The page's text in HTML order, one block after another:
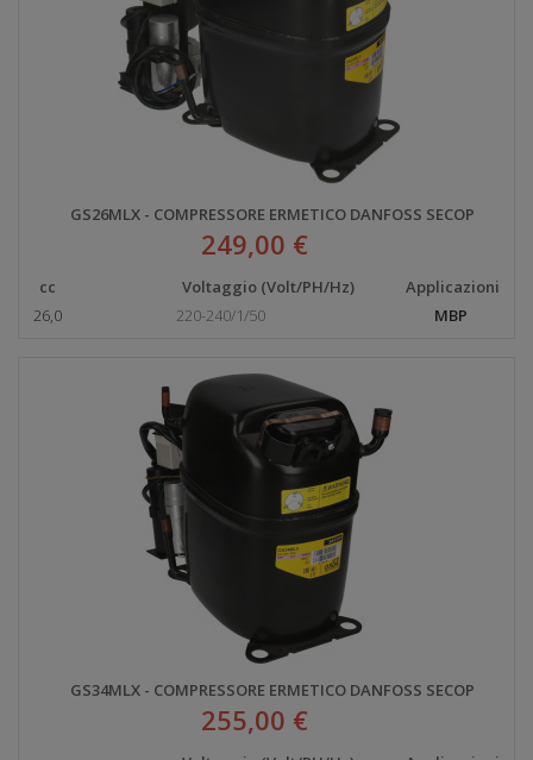
GS26MLX - COMPRESSORE ERMETICO DANFOSS SECOP
249,00 €
cc Voltaggio (Volt/PH/Hz)
Applicazioni
26,0
220-240/1/50 MBP
GS34MLX - COMPRESSORE ERMETICO DANFOSS SECOP
255,00 €